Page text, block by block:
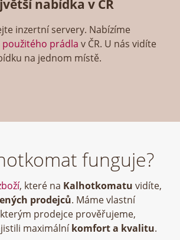
nabídka v ČR
inzertní servery. Nabízíme
použitého prádla v ČR. U nás vidíte
na jednom místě.
funguje?
, které na Kalhotkomatu vidíte,
prodejců. Máme vlastní
prodejce prověřujeme,
maximálníkomfort a kvalitu.